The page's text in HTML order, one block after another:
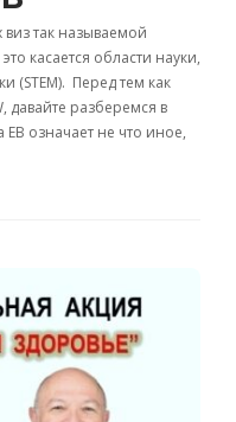
так называемой
касается области науки,
(STEM). Перед тем как
давайте разберемся в
означает не что иное,